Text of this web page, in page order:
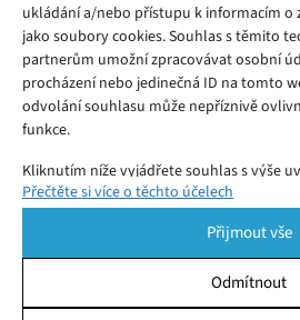
ukládání a/nebo přístupu k informacím o
jako soubory cookies. Souhlas s těmito
partnerům umožní zpracovávat osobní
procházení nebo jedinečná ID na tomto
odvolání souhlasu může nepříznivě
funkce.
Kliknutím níže vyjádřete souhlas s výše
podrobnější rozhodnutí. Vaše volby
pomocí přepínačů v Zásadách cookies
Spravovat souhlas ve spodní části
Přečtěte si více o těchto účelech
Přijmout vše
Odmítnout
Hardwarová divize OpenAI je prohnilá,
odkrývá špionáž a organizovanou
AI elektroniky.